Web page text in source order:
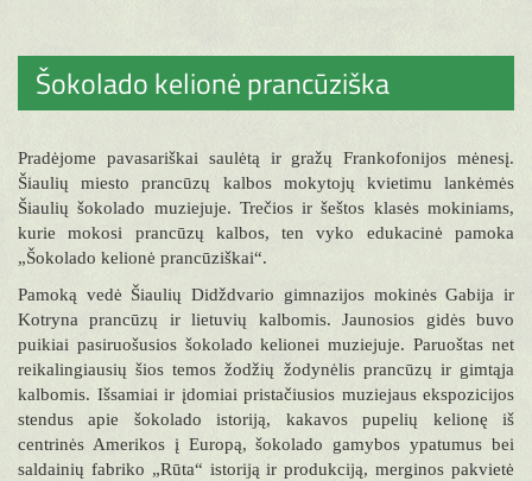
Šokolado kelionė prancūziška
Pradėjome pavasariškai saulėtą ir gražų Frankofonijos mėnesį.
Šiaulių miesto prancūzų kalbos mokytojų kvietimu lankėmės
Šiaulių šokolado muziejuje. Trečios ir šeštos klasės mokiniams,
kurie mokosi prancūzų kalbos, ten vyko edukacinė pamoka
„Šokolado kelionė prancūziškai“.
Pamoką vedė Šiaulių Didždvario gimnazijos mokinės Gabija ir
Kotryna prancūzų ir lietuvių kalbomis. Jaunosios gidės buvo
puikiai pasiruošusios šokolado kelionei muziejuje. Paruoštas net
reikalingiausių šios temos žodžių žodynėlis prancūzų ir gimtąja
kalbomis. Išsamiai ir įdomiai pristačiusios muziejaus ekspozicijos
stendus apie šokolado istoriją, kakavos pupelių kelionę iš
centrinės Amerikos į Europą, šokolado gamybos ypatumus bei
saldainių fabriko „Rūta“ istoriją ir produkciją, merginos pakvietė